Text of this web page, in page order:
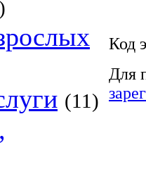
(11)
Код
Для